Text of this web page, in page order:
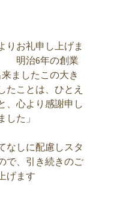
りお礼申し上げま
創業
ましたこの大き
たことは、ひとえ
、心より感謝申し
た」
なしに配慮しスタ
で、引き続きのご
げます